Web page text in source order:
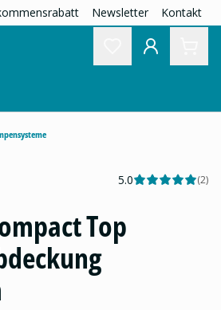
Newsletter Kontakt
5.0 (2)
Top